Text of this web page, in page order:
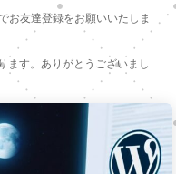
お友達登録をお願いいたしま
ます。ありがとうございまし